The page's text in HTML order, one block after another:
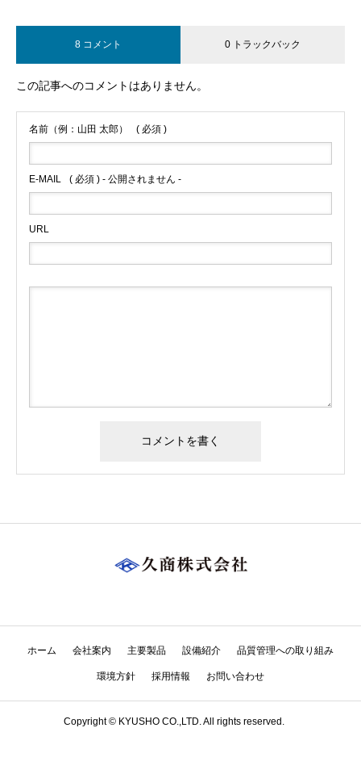
8 コメント 0 トラックバック
この記事へのコメントはありません。
名前（例：山田 太郎） ( 必須 )
E-MAIL ( 必須 ) - 公開されません -
URL
ホーム 会社案内 主要製品 設備紹介 品質管理への取り組み
環境方針 採用情報 お問い合わせ
Copyright © KYUSHO CO.,LTD. All rights reserved.